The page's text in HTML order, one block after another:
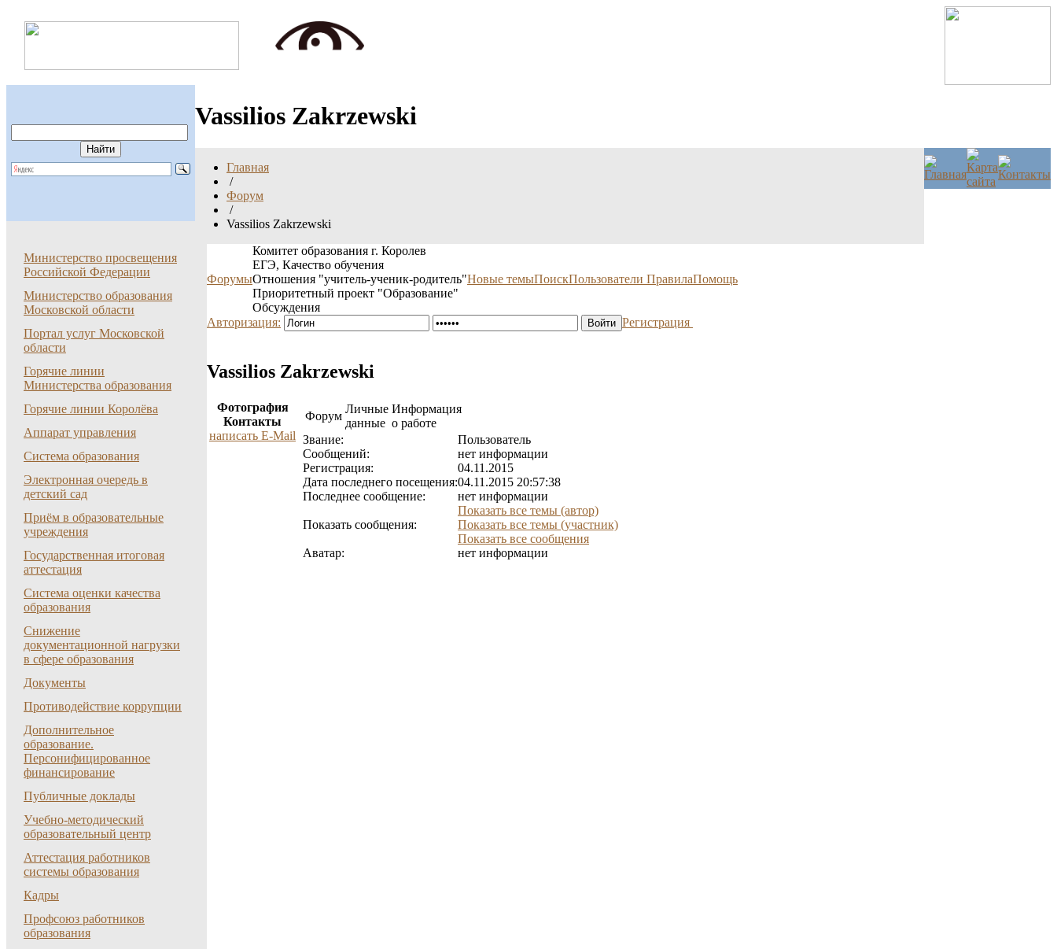
Vassilios Zakrzewski
Главная
/
Форум
/
Vassilios Zakrzewski
Министерство просвещения
Российской Федерации
Министерство образования
Московской области
Портал услуг Московской
области
Горячие линии
Министерства образования
Горячие линии Королёва
Аппарат управления
Система образования
Электронная очередь в
детский сад
Приём в образовательные
учреждения
Государственная итоговая
аттестация
Система оценки качества
образования
Снижение
документационной нагрузки
в сфере образования
Документы
Противодействие коррупции
Дополнительное
образование.
Персонифицированное
финансирование
Публичные доклады
Учебно-методический
образовательный центр
Аттестация работников
системы образования
Кадры
Профсоюз работников
образования
Форумы
Комитет образования г. Королев
ЕГЭ, Качество обучения
Отношения "учитель-ученик-родитель"
Приоритетный проект "Образование"
Обсуждения
Новые темыПоискПользователи ПравилаПомощь
Авторизация: Регистрация
Vassilios Zakrzewski
Фотография
Контакты
написать E-Mail
Форум
Личные
данные
Информация
о работе
Звание:
Пользователь
Cообщений:
нет информации
Регистрация:
04.11.2015
Дата последнего посещения:04.11.2015 20:57:38
Последнее сообщение:
нет информации
Показать сообщения:
Показать все темы (автор)
Показать все темы (участник)
Показать все сообщения
Аватар:
нет информации